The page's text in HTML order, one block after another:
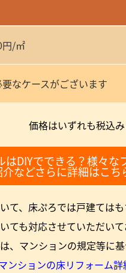
円/㎡
なケースがございます
価格はいずれも税込み
はDIYでできる？様々な
などさらに詳細はこち
て、床ぷろでは戸建ては
ても対応させていただい
、マンションの規定等に
ンションの床リフォーム詳